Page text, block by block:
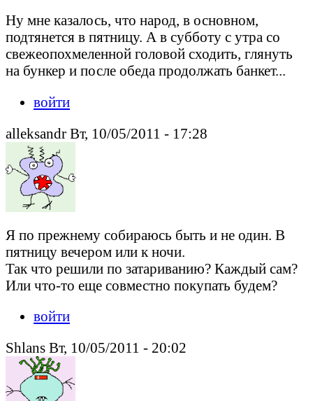
Ну мне казалось, что народ, в основном,
подтянется в пятницу. А в субботу с утра со
свежеопохмеленной головой сходить, глянуть
на бункер и после обеда продолжать банкет...
войти
alleksandr Вт, 10/05/2011 - 17:28
Я по прежнему собираюсь быть и не один. В
пятницу вечером или к ночи.
Так что решили по затариванию? Каждый сам?
Или что-то еще совместно покупать будем?
войти
Shlans Вт, 10/05/2011 - 20:02